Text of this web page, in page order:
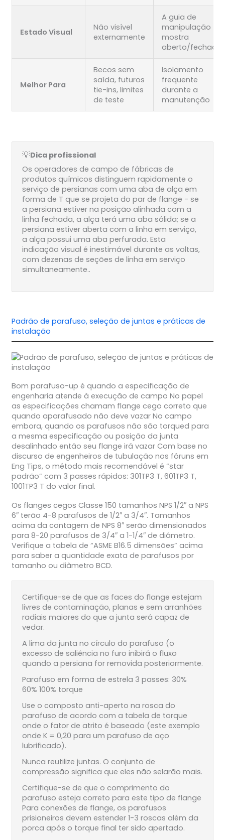
Estado Visual
Não visível
externamente
A guia de
manipulação
mostra
aberto/fechado
Melhor Para
Becos sem
saída, futuros
tie-ins, limites
de teste
Isolamento
frequente
durante a
manutenção
💡Dica profissional
Os operadores de campo de fábricas de
produtos químicos distinguem rapidamente o
serviço de persianas com uma aba de alça em
forma de T que se projeta do par de flange - se
a persiana estiver na posição alinhada com a
linha fechada, a alça terá uma aba sólida; se a
persiana estiver aberta com a linha em serviço,
a alça possui uma aba perfurada. Esta
indicação visual é inestimável durante as voltas,
com dezenas de seções de linha em serviço
simultaneamente..
Padrão de parafuso, seleção de juntas e práticas de
instalação
Bom parafuso-up é quando a especificação de
engenharia atende à execução de campo No papel
as especificações chamam flange cego correto que
quando aparafusado não deve vazar No campo
embora, quando os parafusos não são torqued para
a mesma especificação ou posição da junta
desalinhado então seu flange irá vazar Com base no
discurso de engenheiros de tubulação nos fóruns em
Eng Tips, o método mais recomendável é “star
padrão” com 3 passes rápidos: 301TP3 T, 601TP3 T,
1001TP3 T do valor final.
Os flanges cegos Classe 150 tamanhos NPS 1/2″ a NPS
6″ terão 4-8 parafusos de 1/2″ a 3/4″. Tamanhos
acima da contagem de NPS 8″ serão dimensionados
para 8-20 parafusos de 3/4″ a 1-1/4″ de diâmetro.
Verifique a tabela de “ASME B16.5 dimensões” acima
para saber a quantidade exata de parafusos por
tamanho ou diâmetro BCD.
Certifique-se de que as faces do flange estejam
livres de contaminação, planas e sem arranhões
radiais maiores do que a junta será capaz de
vedar.
A lima da junta no círculo do parafuso (o
excesso de saliência no furo inibirá o fluxo
quando a persiana for removida posteriormente.
Parafuso em forma de estrela 3 passes: 30%
60% 100% torque
Use o composto anti-aperto na rosca do
parafuso de acordo com a tabela de torque
onde o fator de atrito é baseado (este exemplo
onde K = 0,20 para um parafuso de aço
lubrificado).
Nunca reutilize juntas. O conjunto de
compressão significa que eles não selarão mais.
Certifique-se de que o comprimento do
parafuso esteja correto para este tipo de flange
Para conexões de flange, os parafusos
prisioneiros devem estender 1-3 roscas além da
porca após o torque final ter sido apertado.